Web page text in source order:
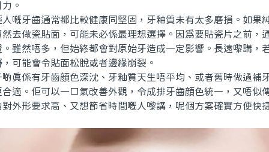
。
牙齒通常都比較健康同堅固，牙釉質未有太多磨損。如果
去做瓷貼面，可能未必係最理想選擇。因爲要貼瓷片之前，
雖然唔多，但始終都會對原始牙造成一定影響。長遠嚟講，
可能會令貼面松脫或者邊緣崩裂。
係有牙齒顔色深沈、牙釉質天生唔平均、或者舊時做過補
適。佢可以一口氣改善外觀，令成排牙齒顔色統一，又唔似
外形要求高、又想節省時間嘅人嚟講，呢個方案確實方便快